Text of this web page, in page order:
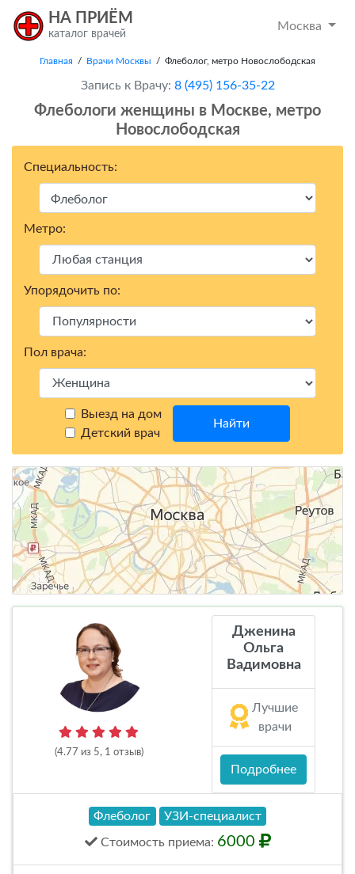
НА ПРИЁМ
каталог врачей
Москва
Главная / Врачи Москвы / Флеболог, метро Новослободская
Запись к Врачу: 8 (495) 156-35-22
Флебологи женщины в Москвe, метро
Новослободская
Специальность:
Метро:
Упорядочить по:
Пол врача:
Выезд на дом
Детский врач
Найти
(4.77 из 5, 1 отзыв)
Дженина
Ольга
Вадимовна
Лучшие
врачи
Подробнее
Флеболог УЗИ-специалист
Стоимость приема: 6000